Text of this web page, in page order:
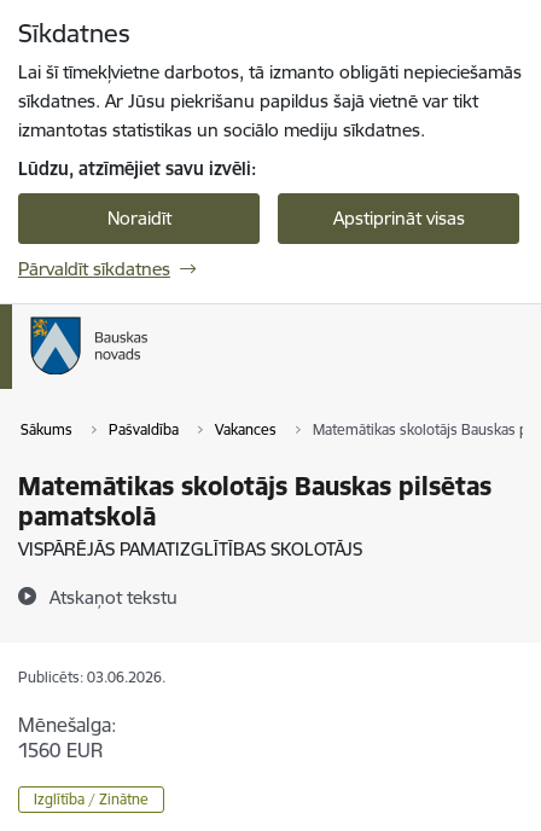
Sīkdatnes
Lai šī tīmekļvietne darbotos, tā izmanto obligāti nepieciešamās
sīkdatnes. Ar Jūsu piekrišanu papildus šajā vietnē var tikt
izmantotas statistikas un sociālo mediju sīkdatnes.
Lūdzu, atzīmējiet savu izvēli:
Noraidīt Apstiprināt visas
Pārvaldīt sīkdatnes
Sākums Pašvaldība Vakances Matemātikas skolotājs Bauskas
Matemātikas skolotājs Bauskas pilsētas
pamatskolā
VISPĀRĒJĀS PAMATIZGLĪTĪBAS SKOLOTĀJS
Atskaņot tekstu
Publicēts: 03.06.2026.
Mēnešalga:
1560 EUR
Izglītība / Zinātne